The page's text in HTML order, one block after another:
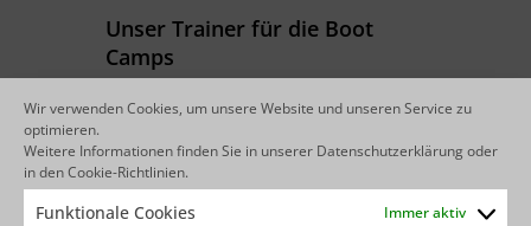
Wir verwenden Cookies, um unsere Website und unseren Service zu
optimieren.
Weitere Informationen finden Sie in unserer Datenschutzerklärungoder
in denCookie-Richtlinien.
Funktionale Cookies Immer aktiv
Unser Trainer für die Boot
Camps